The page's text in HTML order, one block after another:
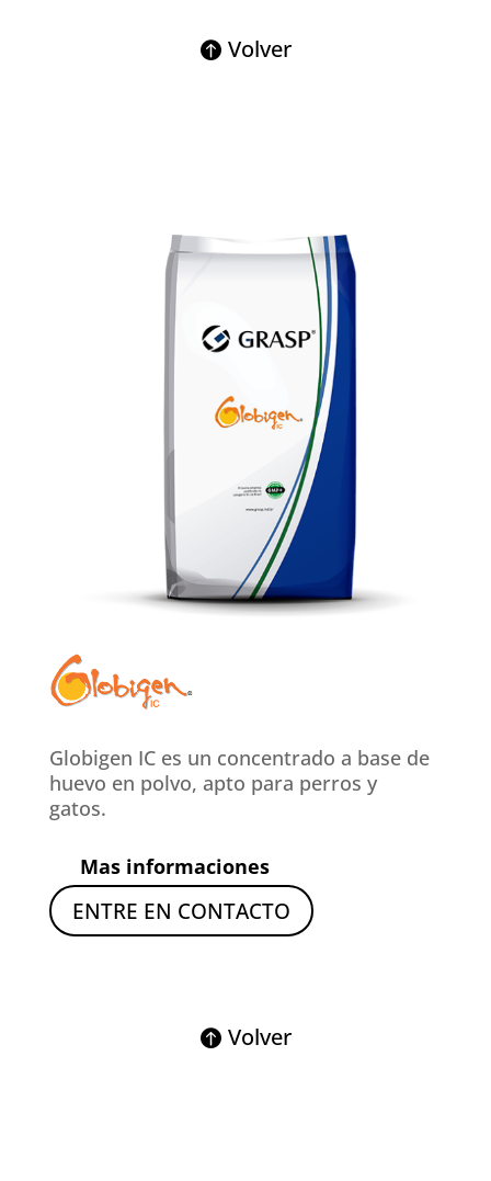
Volver
Globigen IC es un concentrado a base de
huevo en polvo, apto para perros y
gatos.
Mas informaciones
ENTRE EN CONTACTO
Volver